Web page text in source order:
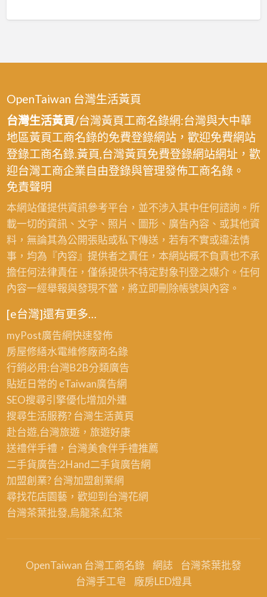
OpenTaiwan 台灣生活黃頁
台灣生活黃頁/台灣黃頁工商名錄網:台灣與大中華
地區黃頁工商名錄的免費登錄網站，歡迎免費網站
登錄工商名錄.黃頁,台灣黃頁免費登錄網站網址，歡
迎台灣工商企業自由登錄與管理發佈工商名錄。
免責聲明
本網站僅提供資訊參考平台，並不涉入其中任何諮詢。所
載一切的資訊、文字、照片、圖形、廣告內容、或其他資
料，無論其為公開張貼或私下傳送，若有不實或違法情
事，均為『內容』提供者之責任，本網站概不負責也不承
擔任何法律責任，僅係提供不特定對象刊登之媒介。任何
內容一經舉報與發現不當，將立即刪除帳號與內容。
[e台灣]還有更多…
myPost廣告網快速發佈
房屋修繕水電維修廠商名錄
行銷必用:台灣B2B分類廣告
貼近日常的 eTaiwan廣告網
SEO搜尋引擎優化增加外連
搜尋生活服務? 台灣生活黃頁
赴台遊,台灣旅遊，旅遊好康
送禮伴手禮，台灣美食伴手禮推薦
二手貨廣告:2Hand二手貨廣告網
加盟創業? 台灣加盟創業網
尋找花店園藝，歡迎到台灣花網
台灣茶葉批發,烏龍茶,紅茶
OpenTaiwan 台灣工商名錄 網誌
台灣茶葉批發
台灣手工皂
廠房LED燈具